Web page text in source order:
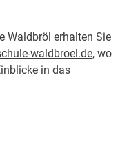
Waldbröl erhalten Sie
waldbroel.de, wo
in das